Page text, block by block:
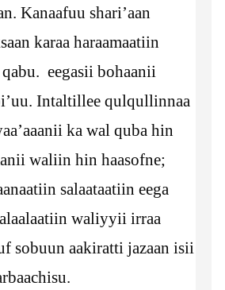
Kanaafuu shari’aan
karaa haraamaatiin
eegasii bohaanii
Intaltillee qulqullinnaa
ka wal quba hin
waliin hin haasofne;
salaataatiin eega
waliyyii irraa
sobuun aakiratti jazaan isii